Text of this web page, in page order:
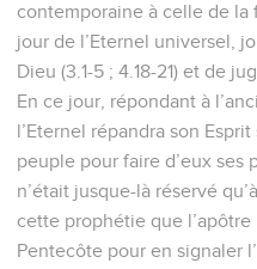
contemporaine à celle de la
jour de l’Eternel universel,
Dieu (3.1-5 ; 4.18-21) et de
En ce jour, répondant à
l’Eternel répandra son
peuple pour faire d’eux ses
n’était jusque-là réservé
cette prophétie que
Pentecôte pour en signaler